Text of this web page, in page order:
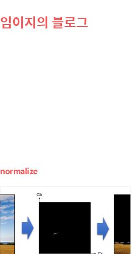
임이지의 블로그
normalize